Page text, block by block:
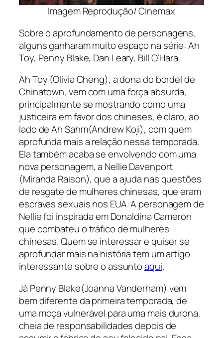
Imagem Reprodução/ Cinemax
Sobre o aprofundamento de personagens,
alguns ganharam muito espaço na série: Ah
Toy, Penny Blake, Dan Leary, Bill O’Hara.
Ah Toy (Olivia Cheng), a dona do bordel de
Chinatown, vem com uma força absurda,
principalmente se mostrando como uma
justiceira em favor dos chineses, é claro, ao
lado de Ah Sahm(Andrew Koji), com quem
aprofunda mais a relação nessa temporada.
Ela também acaba se envolvendo com uma
nova personagem, a Nellie Davenport
(Miranda Raison), que a ajuda nas questões
de resgate de mulheres chinesas, que eram
escravas sexuais nos EUA. A personagem de
Nellie foi inspirada em Donaldina Cameron
que combateu o tráfico de mulheres
chinesas. Quem se interessar e quiser se
aprofundar mais na história tem um artigo
interessante sobre o assuntoaqui.
Já Penny Blake(Joanna Vanderham) vem
bem diferente da primeira temporada, de
uma moça vulnerável para uma mais durona,
cheia de responsabilidades depois de